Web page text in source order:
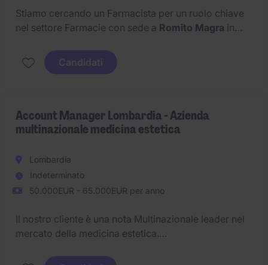
Stiamo cercando un Farmacista per un ruolo chiave
nel settore Farmacie con sede a Romito Magra in
Candidati
Account Manager Lombardia - Azienda
multinazionale medicina estetica
Lombardia
Indeterminato
50.000EUR - 65.000EUR per anno
Il nostro cliente è una nota Multinazionale leader nel
mercato della medicina estetica.
Siamo alla ricerca di un Account Manager che si